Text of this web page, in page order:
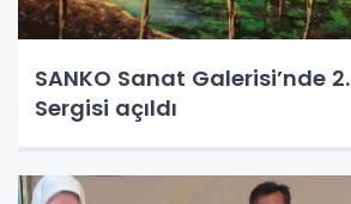
SANKO Sanat Galerisi’nde
Sergisi açıldı